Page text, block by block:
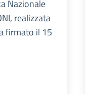
Nazionale
realizzata
firmato il 15